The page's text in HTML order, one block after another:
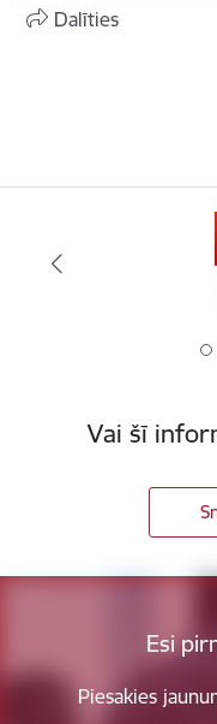
Dalīties
Vai šī
Esi
Piesakies